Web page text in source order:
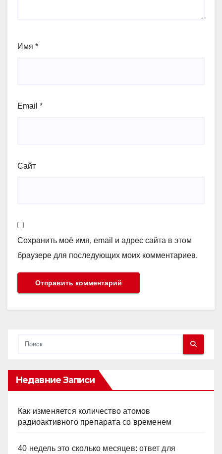
Имя *
Email *
Сайт
Сохранить моё имя, email и адрес сайта в этом
браузере для последующих моих комментариев.
Недавние Записи
Как изменяется количество атомов
радиоактивного препарата со временем
40 недель это сколько месяцев: ответ для